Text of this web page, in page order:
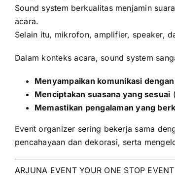
Sound system berkualitas menjamin
acara.
Selain itu, mikrofon, amplifier, speaker,
Dalam konteks acara, sound system
Menyampaikan komunikasi
Menciptakan suasana yang sesuai
Memastikan pengalaman yang
Event organizer sering bekerja sama
pencahayaan dan dekorasi, serta
ARJUNA EVENT YOUR ONE STOP